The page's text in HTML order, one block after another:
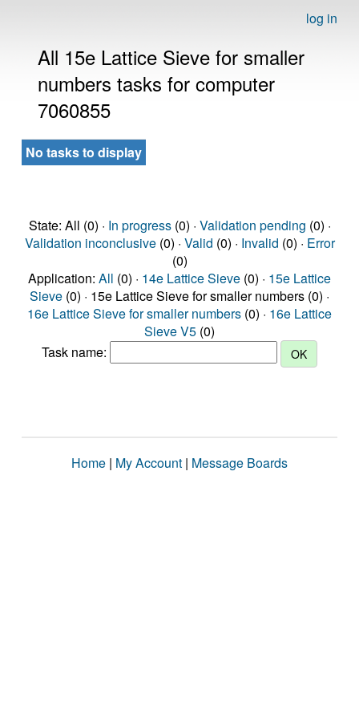
log in
All 15e Lattice Sieve for smaller
numbers tasks for computer
7060855
No tasks to display
State: All (0) · In progress(0) · Validation pending (0) ·
Validation inconclusive(0) · Valid (0) · Invalid (0) · Error
(0)
Application: All (0) · 14e Lattice Sieve (0) · 15e Lattice
Sieve (0) · 15e Lattice Sieve for smaller numbers (0) ·
16e Lattice Sieve for smaller numbers (0) · 16e Lattice
Sieve V5 (0)
Task name:
Home | My Account | Message Boards